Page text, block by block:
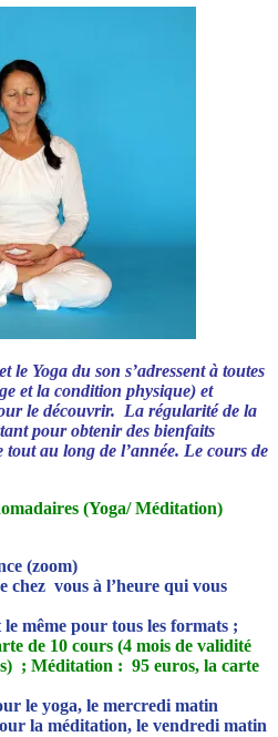
le Yoga du son s’adressent à toutes
et la condition physique) et
le découvrir. La régularité de la
pour obtenir des bienfaits
tout au long de l’année. Le cours de
(Yoga/ Méditation)
(zoom)
chez vous à l’heure qui vous
même pour tous les formats ;
de 10 cours (4 mois de validité
; Méditation : 95 euros, la carte
le yoga, le mercredi matin
la méditation, le vendredi matin